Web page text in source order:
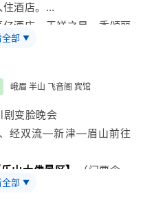
酒店。
酒店、天祥之星、香颂丽
等级酒店（均为双人标准
、空调、电视、免费宽带
全部 ▼
峨眉 半山 飞音阁 宾馆
变脸晚会
经双流—新津—眉山前往
乐山大佛景区】
（门票含，
佛是一座山，参观中国三
全部 ▼